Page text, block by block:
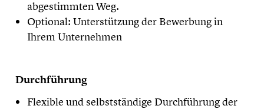
abgestimmten Weg.
Optional: Unterstützung der Bewerbung in
Ihrem Unternehmen
Durchführung
Flexible und selbstständige Durchführung der